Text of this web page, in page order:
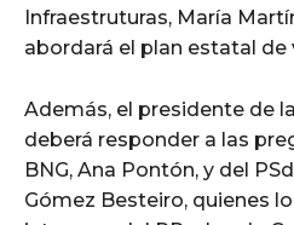
Infraestruturas, María
abordará el plan estatal de
Además, el presidente de
deberá responder a las
BNG, Ana Pontón, y del
Gómez Besteiro, quienes